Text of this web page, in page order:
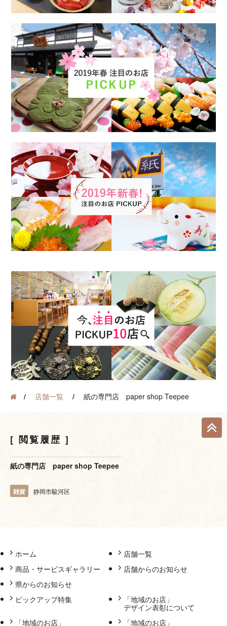
店舗一覧 紙の専門店 paper shop Teepee
閲覧履歴
紙の専門店 paper shop Teepee
雑貨 静岡市駿河区
ホーム
店舗一覧
商品・サービスギャラリー
店舗からのお知らせ
県からのお知らせ
ピックアップ特集
「地域のお店」
デザイン表彰について
「地域のお店」
「地域のお店」